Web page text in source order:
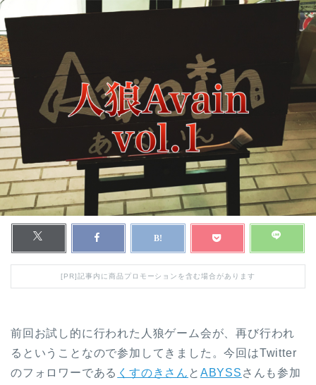
[PR]記事内に商品プロモーションを含む場合があります
前回お試し的に行われた人狼ゲーム会が、再び行われ
るということなので参加してきました。今回はTwitter
のフォロワーである くすのきさん と ABYSS さんも参加